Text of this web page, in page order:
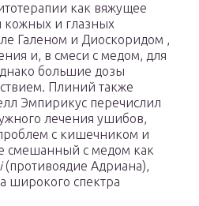
как вяжущее
кожных и глазных
Галеном и Диоскоридом ,
и, в смеси с медом, для
большие дозы
Плиний также
Эмпирикус перечислил
лечения ушибов,
с кишечником и
смешанный с медом как
(противоядие Адриана),
широкого спектра